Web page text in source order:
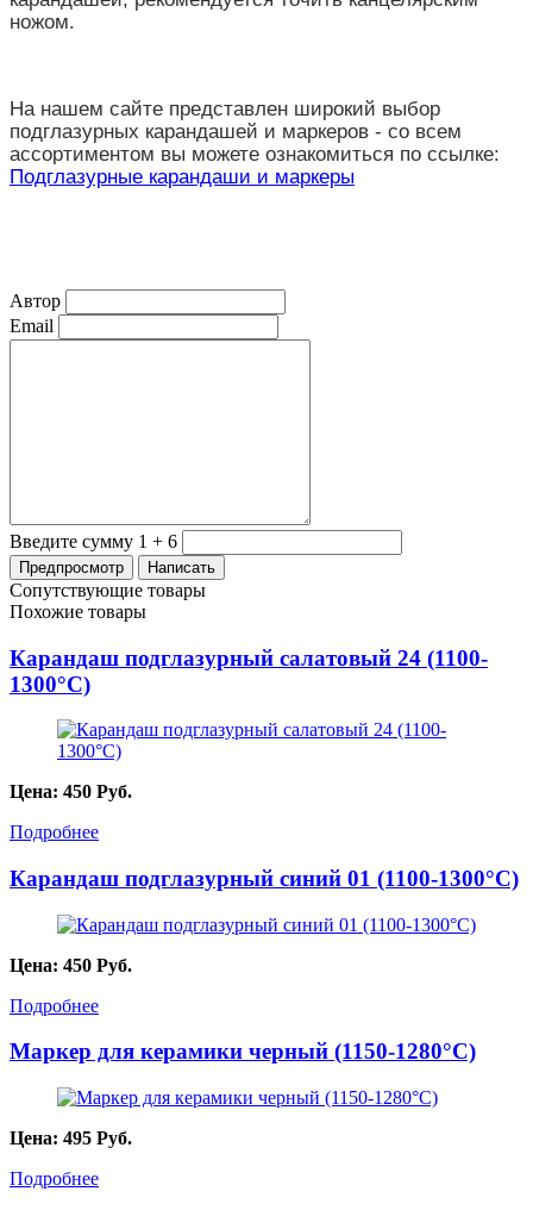
ножом.
На нашем сайте представлен широкий выбор
подглазурных карандашей и маркеров - со всем
ассортиментом вы можете ознакомиться по ссылке:
Подглазурные карандаши и маркеры
Автор
Email
Введите сумму 1 + 6
Сопутствующие товары
Похожие товары
Карандаш подглазурный салатовый 24 (1100-
1300°С)
Цена: 450 Руб.
Подробнее
Карандаш подглазурный синий 01 (1100-1300°С)
Цена: 450 Руб.
Подробнее
Маркер для керамики черный (1150-1280°С)
Цена: 495 Руб.
Подробнее